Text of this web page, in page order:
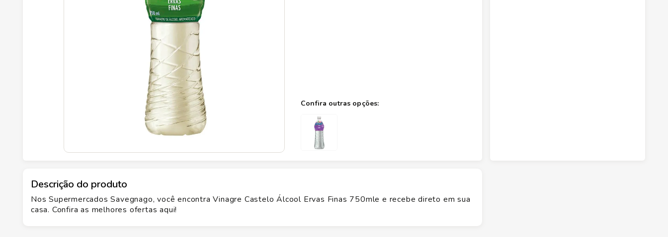
Descrição do produto
Nos Supermercados Savegnago, você encontra Vinagre Castelo Álcool Ervas Finas 750mle e recebe direto em sua
casa. Confira as melhores ofertas aqui!
9º
leite integral
10º chocolate